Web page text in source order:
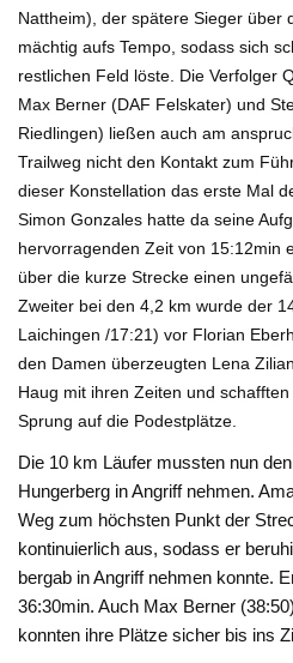
Nattheim), der spätere Sieger über
mächtig aufs Tempo, sodass sich
restlichen Feld löste. Die Verfolger
Max Berner (DAF Felskater) und
Riedlingen) ließen auch am
Trailweg nicht den Kontakt zum
dieser Konstellation das erste Mal
Simon Gonzales hatte da seine
hervorragenden Zeit von 15:12min
über die kurze Strecke einen
Zweiter bei den 4,2 km wurde der
Laichingen /17:21) vor Florian
den Damen überzeugten Lena
Haug mit ihren Zeiten und
Sprung auf die Podestplätze.
Die 10 km Läufer mussten nun
Hungerberg in Angriff nehmen.
Weg zum höchsten Punkt der
kontinuierlich aus, sodass er
bergab in Angriff nehmen konnte.
36:30min. Auch Max Berner
konnten ihre Plätze sicher bis ins